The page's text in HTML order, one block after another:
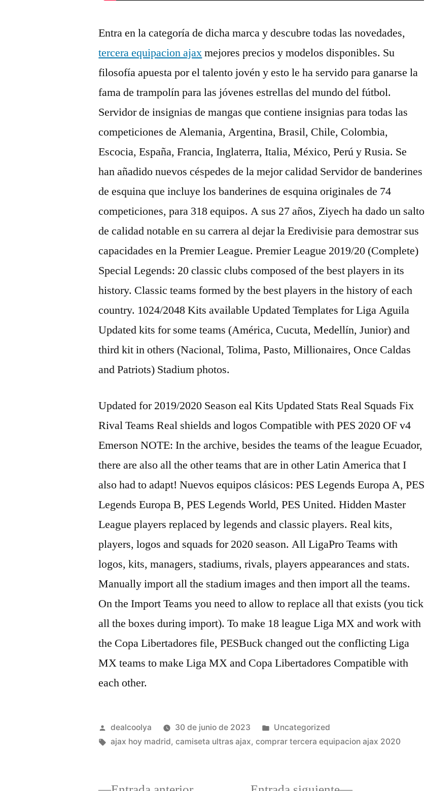
Entra en la categoría de dicha marca y descubre todas las novedades,
tercera equipacion ajaxmejores precios y modelos disponibles. Su
filosofía apuesta por el talento jovén y esto le ha servido para ganarse la
fama de trampolín para las jóvenes estrellas del mundo del fútbol.
Servidor de insignias de mangas que contiene insignias para todas las
competiciones de Alemania, Argentina, Brasil, Chile, Colombia,
Escocia, España, Francia, Inglaterra, Italia, México, Perú y Rusia. Se
han añadido nuevos céspedes de la mejor calidad Servidor de banderines
de esquina que incluye los banderines de esquina originales de 74
competiciones, para 318 equipos. A sus 27 años, Ziyech ha dado un salto
de calidad notable en su carrera al dejar la Eredivisie para demostrar sus
capacidades en la Premier League. Premier League 2019/20 (Complete)
Special Legends: 20 classic clubs composed of the best players in its
history. Classic teams formed by the best players in the history of each
country. 1024/2048 Kits available Updated Templates for Liga Aguila
Updated kits for some teams (América, Cucuta, Medellín, Junior) and
third kit in others (Nacional, Tolima, Pasto, Millionaires, Once Caldas
and Patriots) Stadium photos.
Updated for 2019/2020 Season eal Kits Updated Stats Real Squads Fix
Rival Teams Real shields and logos Compatible with PES 2020 OF v4
Emerson NOTE: In the archive, besides the teams of the league Ecuador,
there are also all the other teams that are in other Latin America that I
also had to adapt! Nuevos equipos clásicos: PES Legends Europa A, PES
Legends Europa B, PES Legends World, PES United. Hidden Master
League players replaced by legends and classic players. Real kits,
players, logos and squads for 2020 season. All LigaPro Teams with
logos, kits, managers, stadiums, rivals, players appearances and stats.
Manually import all the stadium images and then import all the teams.
On the Import Teams you need to allow to replace all that exists (you tick
all the boxes during import). To make 18 league Liga MX and work with
the Copa Libertadores file, PESBuck changed out the conflicting Liga
MX teams to make Liga MX and Copa Libertadores Compatible with
each other.
Publicado
por
dealcoolya 30 de junio de 2023
Publicado
en
Uncategorized
Etiquetas:
ajax hoy madrid,camiseta ultras ajax,comprar tercera equipacion ajax 2020